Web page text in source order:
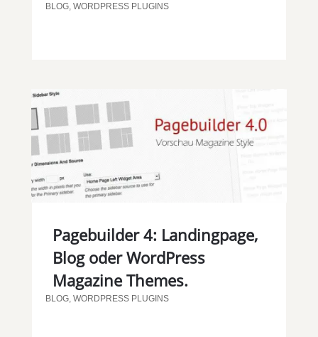
BLOG, WORDPRESS PLUGINS
Pagebuilder 4: Landingpage,
Blog oder WordPress
Magazine Themes.
BLOG, WORDPRESS PLUGINS